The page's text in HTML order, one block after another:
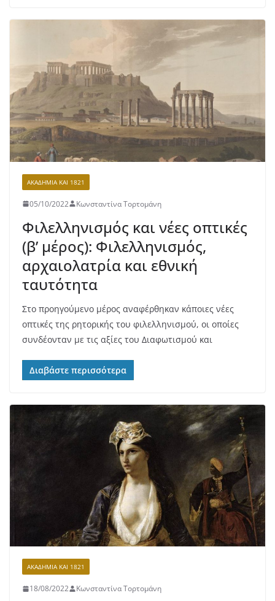
ΑΚΑΔΗΜΊΑ ΚΑΙ 1821
05/10/2022 Κωνσταντίνα Τορτομάνη
Φιλελληνισμός και νέες οπτικές
(β’ μέρος): Φιλελληνισμός,
αρχαιολατρία και εθνική
ταυτότητα
Στο προηγούμενο μέρος αναφέρθηκαν κάποιες νέες
οπτικές της ρητορικής του φιλελληνισμού, οι οποίες
συνδέονταν με τις αξίες του Διαφωτισμού και
Διαβάστε περισσότερα
ΑΚΑΔΗΜΊΑ ΚΑΙ 1821
18/08/2022 Κωνσταντίνα Τορτομάνη